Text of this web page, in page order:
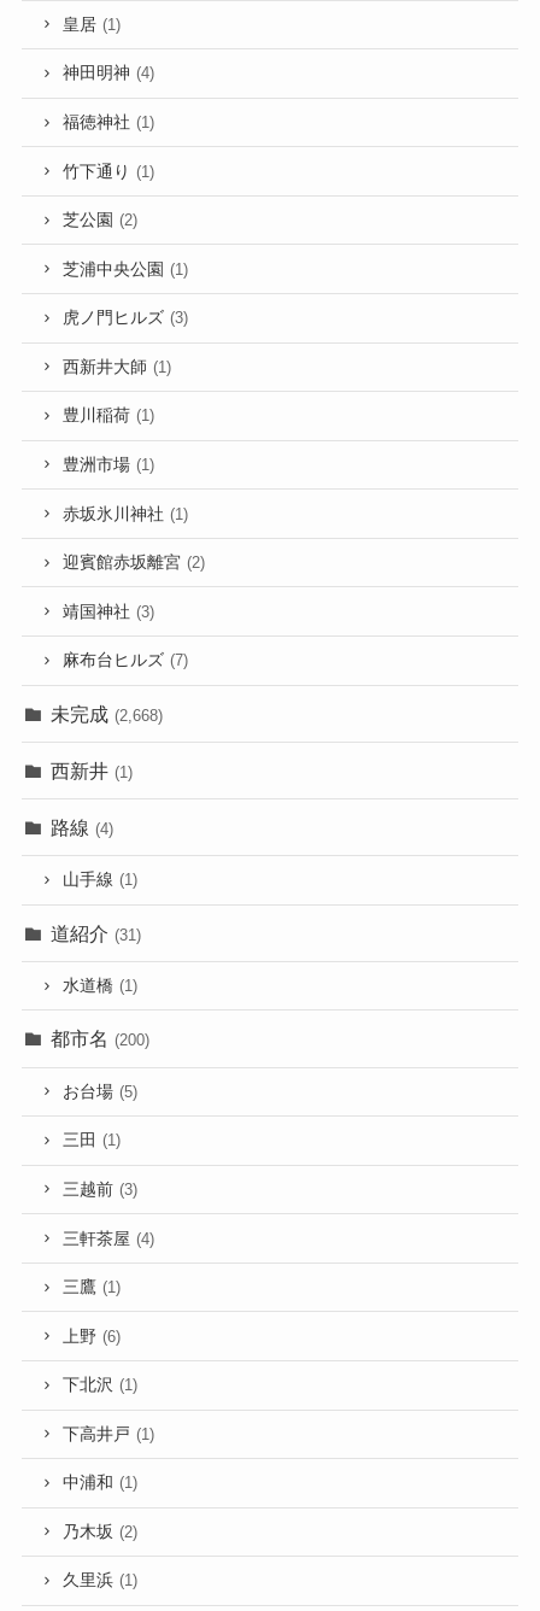
皇居 (1)
神田明神 (4)
福徳神社 (1)
竹下通り (1)
芝公園 (2)
芝浦中央公園 (1)
虎ノ門ヒルズ (3)
西新井大師 (1)
豊川稲荷 (1)
豊洲市場 (1)
赤坂氷川神社 (1)
迎賓館赤坂離宮 (2)
靖国神社 (3)
麻布台ヒルズ (7)
未完成 (2,668)
西新井 (1)
路線 (4)
山手線 (1)
道紹介 (31)
水道橋 (1)
都市名 (200)
お台場 (5)
三田 (1)
三越前 (3)
三軒茶屋 (4)
三鷹 (1)
上野 (6)
下北沢 (1)
下高井戸 (1)
中浦和 (1)
乃木坂 (2)
久里浜 (1)